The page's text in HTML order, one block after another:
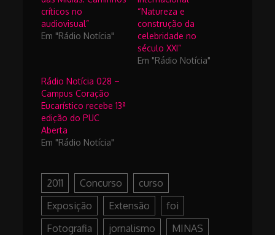
críticos no
audiovisual”
Em "Rádio Notícia"
“Natureza e
construção da
celebridade no
século XXI”
Em "Rádio Notícia"
Rádio Notícia 028 –
Campus Coração
Eucarístico recebe 13ª
edição do PUC
Aberta
Em "Rádio Notícia"
2011 Concurso
curso
Exposição
Extensão
foi
Fotografia
jornalismo
MINAS